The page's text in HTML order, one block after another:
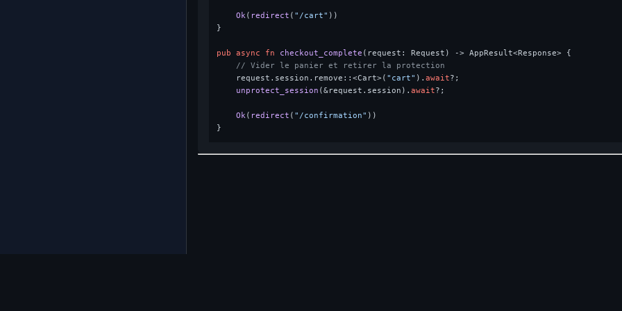
Ok( redirect ( "/cart" ))
}
pub async fn checkout_complete (request: Request) -> AppResult<Response> {
// Vider le panier et retirer la protection
    request.session.remove::<Cart>(
"cart" ). await?;
unprotect_session (&request.session). await?;
Ok( redirect ( "/confirmation" ))